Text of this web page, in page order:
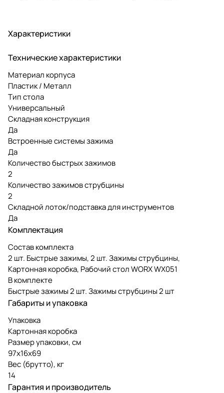
Характеристики
Технические характеристики
Материал корпуса
Пластик / Металл
Тип стола
Универсальный
Складная конструкция
Да
Встроенные системы зажима
Да
Количество быстрых зажимов
2
Количество зажимов струбцины
2
Складной лоток/подставка для инструментов
Да
Комплектация
Состав комплекта
2 шт. Быстрые зажимы, 2 шт. Зажимы струбцины,
Картонная коробка, Рабочий стол WORX WX051
В комплекте
Быстрые зажимы 2 шт. Зажимы струбцины 2 шт
Габариты и упаковка
Упаковка
Картонная коробка
Размер упаковки, см
97х16х69
Вес (брутто), кг
14
Гарантия и производитель